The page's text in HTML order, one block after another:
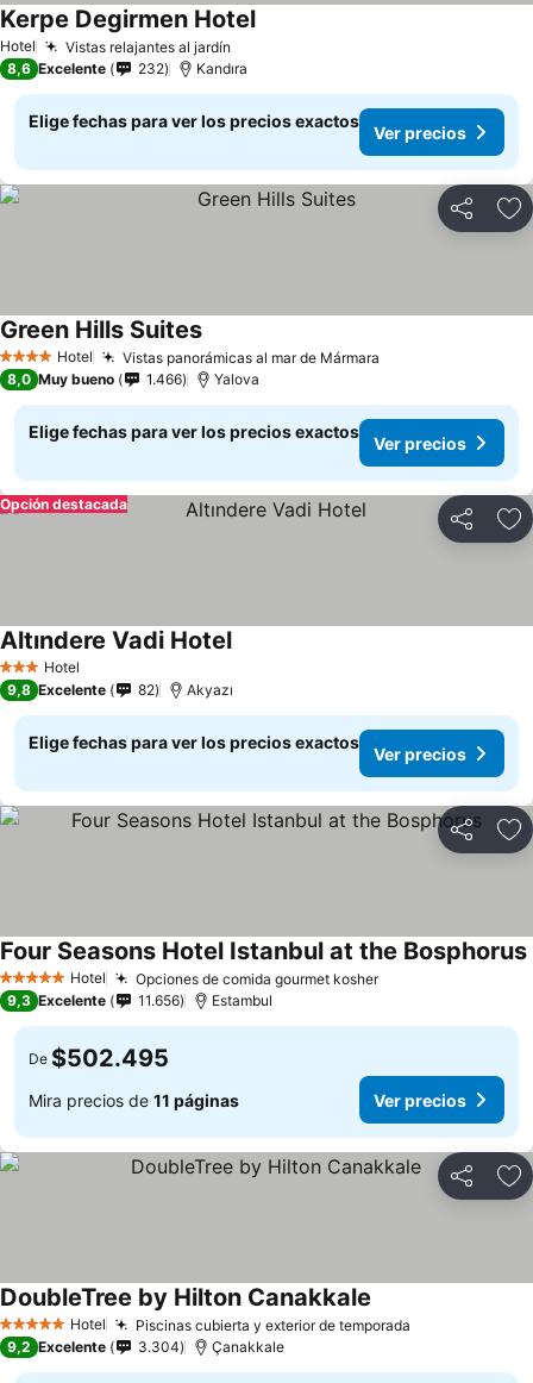
Hotel Vistas relajantes al jardín
Kerpe Degirmen Hotel
8,6 Excelente 232 Kandıra
Elige fechas para ver los precios exactos
Ver precios
Compartir
4 EstrellasHotel Vistas panorámicas al mar de Mármara
Green Hills Suites
8,0 Muy bueno 1.466 Yalova
Elige fechas para ver los precios exactos
Ver precios
Compartir
Opción destacada
3 Estrellas
Hotel
Altındere Vadi Hotel
9,8 Excelente 82 Akyazı
Elige fechas para ver los precios exactos
Ver precios
Compartir
5 Estrellas Hotel Opciones de comida gourmet kosher
Four Seasons Hotel Istanbul at the Bosphorus
9,3 Excelente 11.656 Estambul
De $502.495
Mira precios de 11 páginas Ver precios
Compartir
5 Estrellas Hotel Piscinas cubierta y exterior de temporada
DoubleTree by Hilton Canakkale
9,2 Excelente 3.304 Çanakkale